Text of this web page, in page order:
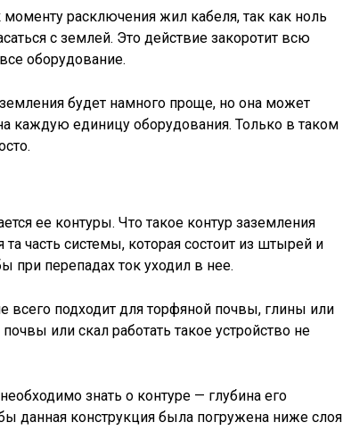
расключения жил кабеля, так как ноль
с землей. Это действие закоротит всю
оборудование.
будет намного проще, но она может
каждую единицу оборудования. Только в таком
ее контуры. Что такое контур заземления
часть системы, которая состоит из штырей и
при перепадах ток уходил в нее.
всего подходит для торфяной почвы, глины или
или скал работать такое устройство не
знать о контуре — глубина его
данная конструкция была погружена ниже слоя